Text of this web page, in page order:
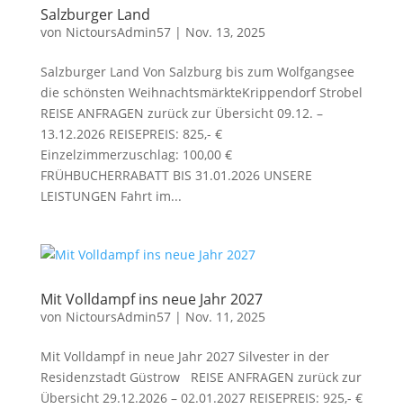
Salzburger Land
von NictoursAdmin57| Nov. 13, 2025
Salzburger Land Von Salzburg bis zum Wolfgangsee
die schönsten WeihnachtsmärkteKrippendorf Strobel
REISE ANFRAGEN zurück zur Übersicht 09.12. –
13.12.2026 REISEPREIS: 825,- €
Einzelzimmerzuschlag: 100,00 €
FRÜHBUCHERRABATT BIS 31.01.2026 UNSERE
LEISTUNGEN Fahrt im...
Mit Volldampf ins neue Jahr 2027
von NictoursAdmin57| Nov. 11, 2025
Mit Volldampf in neue Jahr 2027 Silvester in der
Residenzstadt Güstrow REISE ANFRAGEN zurück zur
Übersicht 29.12.2026 – 02.01.2027 REISEPREIS: 925,- €